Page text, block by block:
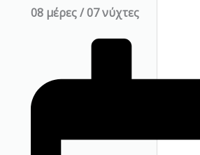
08 μέρες / 07 νύχτες